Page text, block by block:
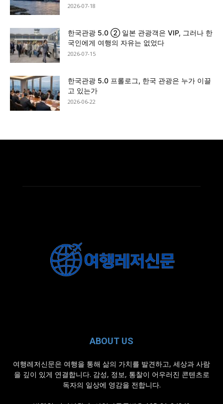
2026-07-18
한국관광 5.0 ② 일본 관광객은 VIP, 그러나 한
국인에게 여행의 자유는 없었다
2026-07-15
한국관광 5.0 프롤로그, 한국 관광은 누가 이끌
고 있는가
2026-06-22
ABOUT US
여행레저신문은 여행을 통해 삶의 가치를 발견하고, 세상과 사람
을 깊이 있게 연결합니다. 감성, 정보, 통찰이 어우러진 콘텐츠로
독자의 일상에 영감을 전합니다.